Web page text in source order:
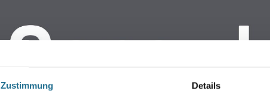
Zustimmung Details